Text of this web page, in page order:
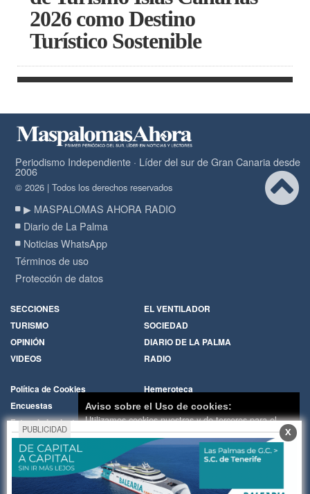
2026 como Destino
Turístico Sostenible
Periodismo Independiente · Líder del sur de Gran Canaria desde
2006
© 2026 | Todos los derechos reservados
▶ MASPALOMAS AHORA RADIO
Diario de La Palma
Noticias WhatsApp
Términos de uso
Protección de datos
SECCIONES
EL VENTILADOR
TURISMO
SOCIEDAD
OPINIÓN
DIARIO DE LA PALMA
VIDEOS
RADIO
Política de Cookies
Hemeroteca
Encuestas
Cartas de los lectores
Fotos de los lectores
Galerías de imágenes
Temas de actualidad
Principios Editoriales
Nosotros
Contacto
Whatsapp
RADIO
PUBLICIDAD X
Aviso sobre el Uso de cookies:
Utilizamos cookies nuestras y de terceros para el
funcionamiento del digital. Puedes consultar la lista
de cookies y como desconectarlas.Ver nuestra
Política de Privacidad y Cookies
Aceptar Cookies
Personalizar